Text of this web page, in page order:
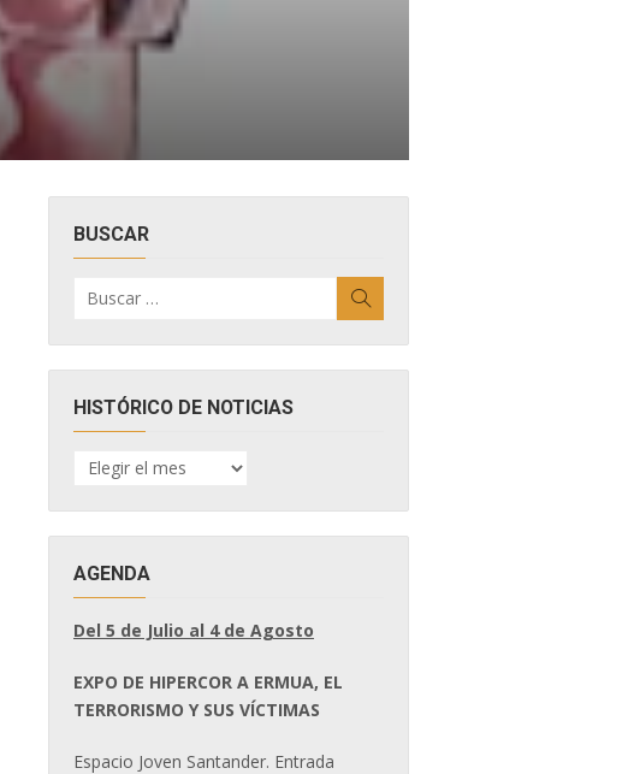
BUSCAR
por:
HISTÓRICO DE NOTICIAS
HISTÓRICO
DE
AGENDA
Del 5 de Julio al 4 de Agosto
EXPO DE HIPERCOR A ERMUA, EL
TERRORISMO Y SUS VÍCTIMAS
Espacio Joven Santander. Entrada